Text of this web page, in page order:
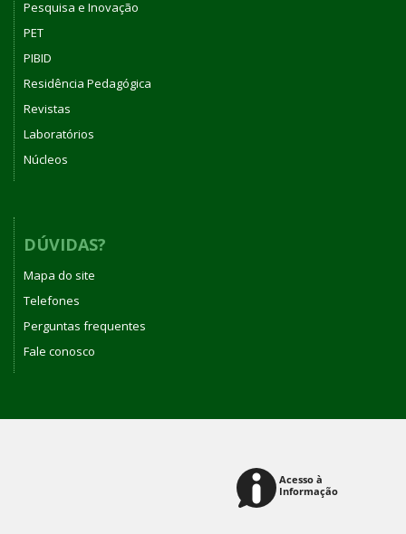
Pesquisa e Inovação
PET
PIBID
Residência Pedagógica
Revistas
Laboratórios
Núcleos
DÚVIDAS?
Mapa do site
Telefones
Perguntas frequentes
Fale conosco